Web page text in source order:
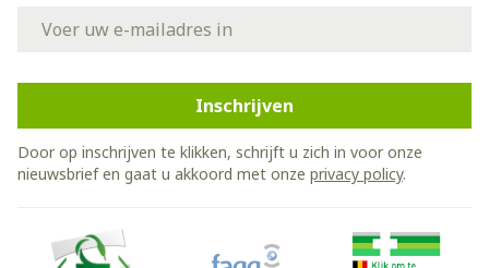
Inschrijven
Door op inschrijven te klikken, schrijft u zich in voor onze
nieuwsbrief en gaat u akkoord met onze privacy policy.